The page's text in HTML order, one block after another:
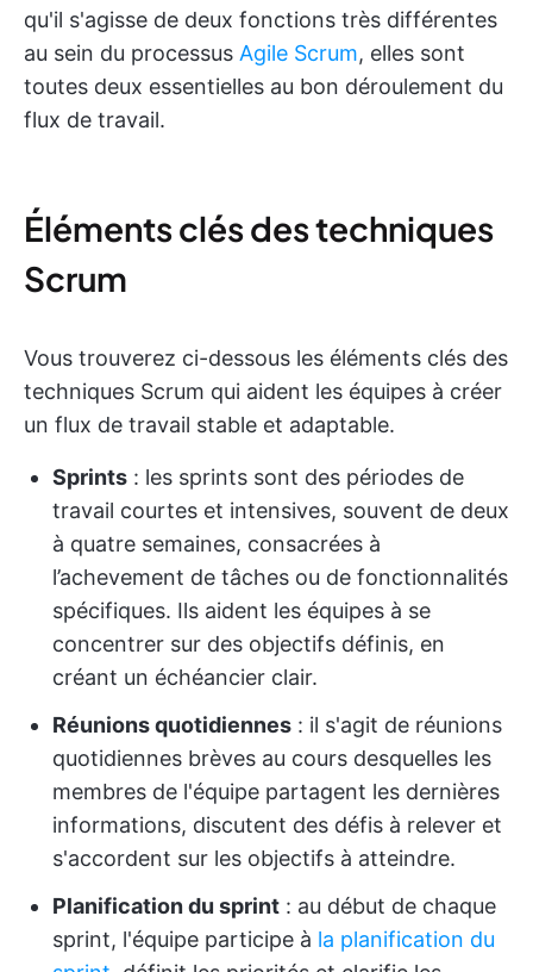
qu'il s'agisse de deux fonctions très différentes
au sein du processus Agile Scrum, elles sont
toutes deux essentielles au bon déroulement du
flux de travail.
Éléments clés des techniques
Scrum
Vous trouverez ci-dessous les éléments clés des
techniques Scrum qui aident les équipes à créer
un flux de travail stable et adaptable.
Sprints : les sprints sont des périodes de
travail courtes et intensives, souvent de deux
à quatre semaines, consacrées à
l’achevement de tâches ou de fonctionnalités
spécifiques. Ils aident les équipes à se
concentrer sur des objectifs définis, en
créant un échéancier clair.
Réunions quotidiennes : il s'agit de réunions
quotidiennes brèves au cours desquelles les
membres de l'équipe partagent les dernières
informations, discutent des défis à relever et
s'accordent sur les objectifs à atteindre.
Planification du sprint : au début de chaque
sprint, l'équipe participe à la planification du